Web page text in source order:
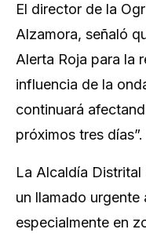
El director de la
Alzamora, señaló
Alerta Roja para la
influencia de la
continuará
próximos tres días”.
La Alcaldía
un llamado urgente
especialmente en